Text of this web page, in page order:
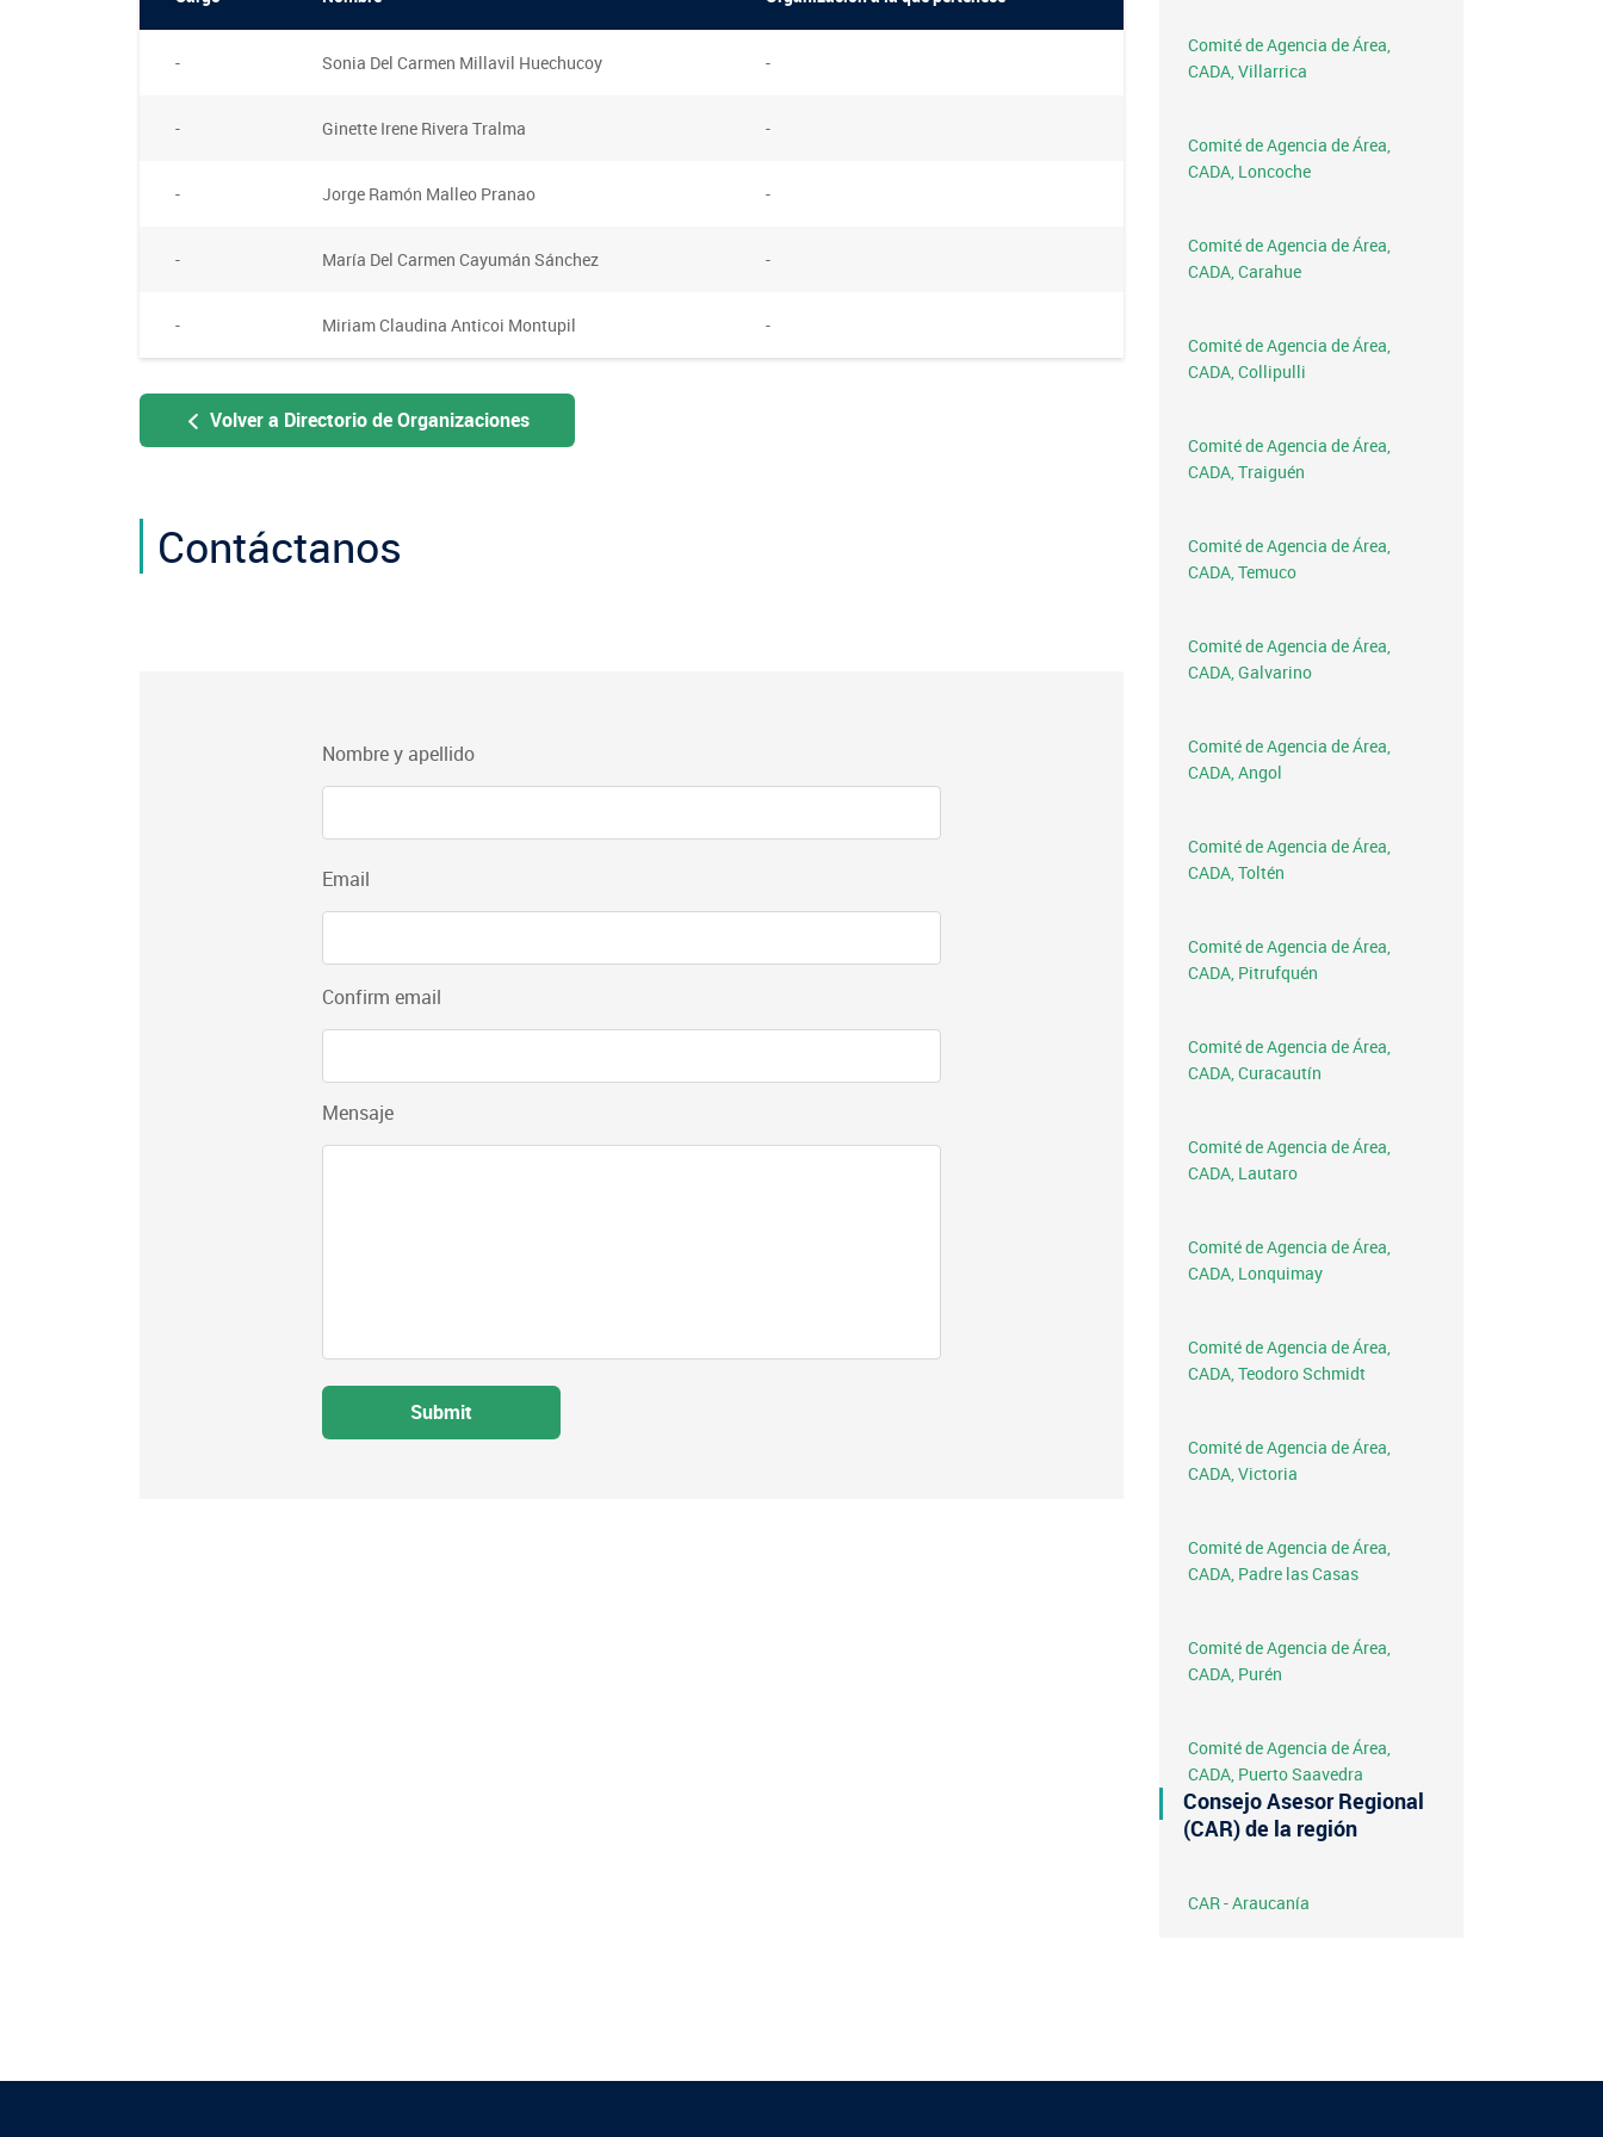
Oficina virtual de atención ciudadana
Crédito Corto Plazo
Suscríbase a nuestras noticias
- Sonia Del Carmen Millavil Huechucoy -
- Ginette Irene Rivera Tralma -
- Jorge Ramón Malleo Pranao -
- María Del Carmen Cayumán Sánchez -
- Miriam Claudina Anticoi Montupil -
Volver a Directorio de Organizaciones
Contáctanos
group-
form-
contact
Nombre y apellido
Email
Email
Confirm email
Mensaje
Comité de Agencia de Área,
CADA, Villarrica
Comité de Agencia de Área,
CADA, Loncoche
Comité de Agencia de Área,
CADA, Carahue
Comité de Agencia de Área,
CADA, Collipulli
Comité de Agencia de Área,
CADA, Traiguén
Comité de Agencia de Área,
CADA, Temuco
Comité de Agencia de Área,
CADA, Galvarino
Comité de Agencia de Área,
CADA, Angol
Comité de Agencia de Área,
CADA, Toltén
Comité de Agencia de Área,
CADA, Pitrufquén
Comité de Agencia de Área,
CADA, Curacautín
Comité de Agencia de Área,
CADA, Lautaro
Comité de Agencia de Área,
CADA, Lonquimay
Comité de Agencia de Área,
CADA, Teodoro Schmidt
Comité de Agencia de Área,
CADA, Victoria
Comité de Agencia de Área,
CADA, Padre las Casas
Comité de Agencia de Área,
CADA, Purén
Comité de Agencia de Área,
CADA, Puerto Saavedra
Consejo Asesor Regional
(CAR) de la región
CAR - Araucanía